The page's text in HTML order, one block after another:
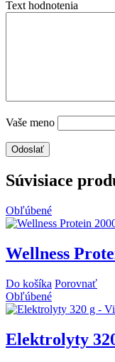
Text hodnotenia
Vaše meno
Súvisiace
Obľúbené
Wellness
Do košíka Porovnať
Obľúbené
Elektrolyty